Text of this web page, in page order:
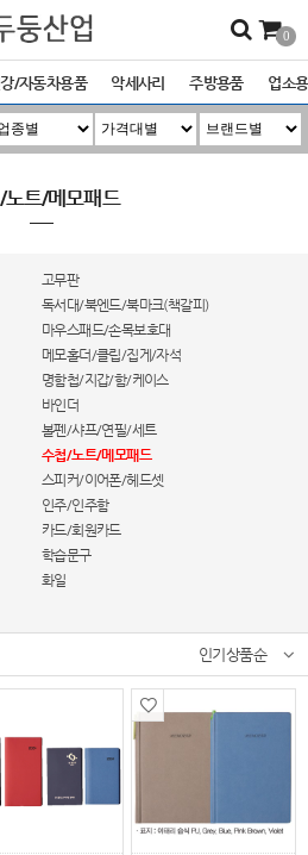
0
/자동차용품 악세사리 주방용품 업소
노트/메모패드
고무판
독서대/북엔드/북마크(책갈피)
마우스패드/손목보호대
메모홀더/클립/집게/자석
명함첩/지갑/함/케이스
바인더
볼펜/샤프/연필/세트
수첩/노트/메모패드
스피커/이어폰/헤드셋
인주/인주함
카드/회원카드
학습문구
화일
인기상품순